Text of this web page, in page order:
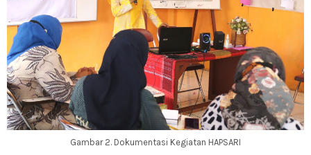
Gambar 2. Dokumentasi Kegiatan HAPSARI